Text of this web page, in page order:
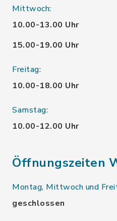
Mittwoch:
10.00-13.00 Uhr
15.00-19.00 Uhr
Freitag:
10.00-18.00 Uhr
Samstag:
10.00-12.00 Uhr
Öffnungszeiten
Montag, Mittwoch und
geschlossen